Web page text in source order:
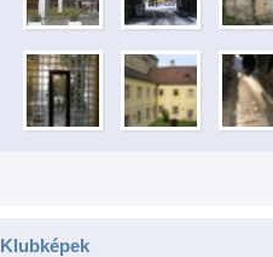
Klubképek